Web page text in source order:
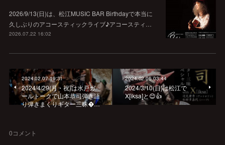
2026/9/13(日)は、松江MUSIC BAR Birthdayで本当に
久しぶりのアコースティックライブ♪アコースティ…
2026.07.22 16:02
2024.02.07 19:31
2024/4/29(月・祝)は水戸ガ
ールトークで山本恭司弾き語
り弾きまくりギター三昧…
2024.02.06 03:44
2024/3/10(日)は松江で
X[iksa]と😊👍
0コメント